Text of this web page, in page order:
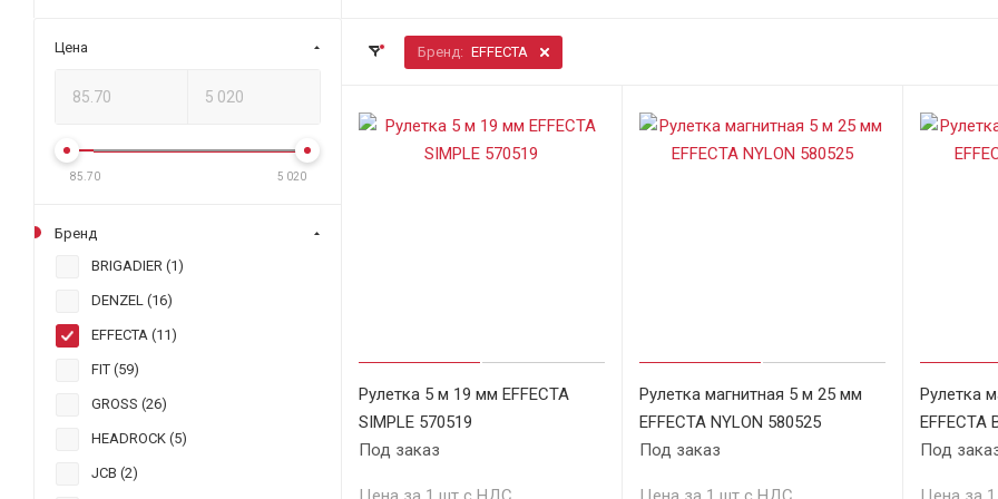
Бренд: EFFECTA
Рулетка 5 м 19 мм EFFECTA
SIMPLE 570519
Под заказ
Рулетка магнитная 5 м 25 мм
EFFECTA NYLON 580525
Под заказ
Рулетка
EFFECTA
Под
Цена
85.70 5 020
Бренд
BRIGADIER (1)
DENZEL (16)
EFFECTA (11)
FIT (59)
GROSS (26)
HEADROCK (5)
JCB (2)